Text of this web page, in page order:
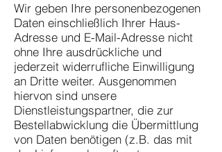
Wir geben Ihre personenbezogenen
Daten einschließlich Ihrer Haus-
Adresse und E-Mail-Adresse nicht
ohne Ihre ausdrückliche und
jederzeit widerrufliche Einwilligung
an Dritte weiter. Ausgenommen
hiervon sind unsere
Dienstleistungspartner, die zur
Bestellabwicklung die Übermittlung
von Daten benötigen (z.B. das mit